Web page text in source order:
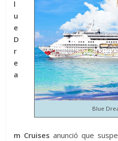
Blue
l
u
e
D
r
e
a
m Cruises anunció que